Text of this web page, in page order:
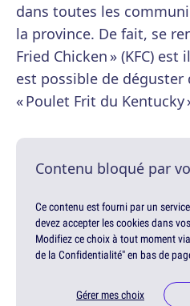
dans toutes les
la province. De fait, se
Fried Chicken » (KFC)
est possible de déguster
« Poulet Frit du Kentucky
Contenu bloqué par
Ce contenu est fourni par un
devez accepter les cookies dans
Modifiez ce choix à tout moment
de la Confidentialité" en bas de
Gérer mes choix